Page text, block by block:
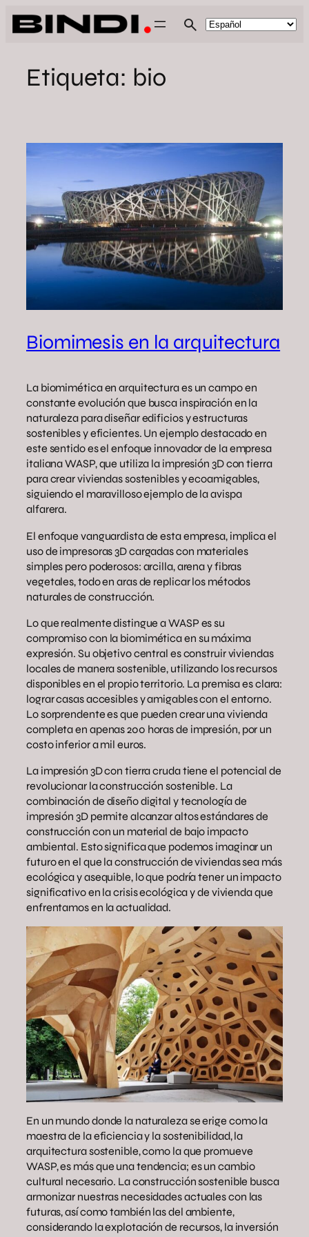
Saltar
al
Etiqueta: bio
Biomimesis en la arquitectura
La biomimética en arquitectura es un campo en
constante evolución que busca inspiración en la
naturaleza para diseñar edificios y estructuras
sostenibles y eficientes. Un ejemplo destacado en
este sentido es el enfoque innovador de la empresa
italiana WASP, que utiliza la impresión 3D con tierra
para crear viviendas sostenibles y ecoamigables,
siguiendo el maravilloso ejemplo de la avispa
alfarera.
El enfoque vanguardista de esta empresa, implica el
uso de impresoras 3D cargadas con materiales
simples pero poderosos: arcilla, arena y fibras
vegetales, todo en aras de replicar los métodos
naturales de construcción.
Lo que realmente distingue a WASP es su
compromiso con la biomimética en su máxima
expresión. Su objetivo central es construir viviendas
locales de manera sostenible, utilizando los recursos
disponibles en el propio territorio. La premisa es clara:
lograr casas accesibles y amigables con el entorno.
Lo sorprendente es que pueden crear una vivienda
completa en apenas 200 horas de impresión, por un
costo inferior a mil euros.
La impresión 3D con tierra cruda tiene el potencial de
revolucionar la construcción sostenible. La
combinación de diseño digital y tecnología de
impresión 3D permite alcanzar altos estándares de
construcción con un material de bajo impacto
ambiental. Esto significa que podemos imaginar un
futuro en el que la construcción de viviendas sea más
ecológica y asequible, lo que podría tener un impacto
significativo en la crisis ecológica y de vivienda que
enfrentamos en la actualidad.
En un mundo donde la naturaleza se erige como la
maestra de la eficiencia y la sostenibilidad, la
arquitectura sostenible, como la que promueve
WASP, es más que una tendencia; es un cambio
cultural necesario. La construcción sostenible busca
armonizar nuestras necesidades actuales con las
futuras, así como también las del ambiente,
considerando la explotación de recursos, la inversión